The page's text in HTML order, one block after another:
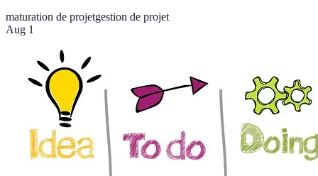
maturation de projetgestion de projet
Aug 1